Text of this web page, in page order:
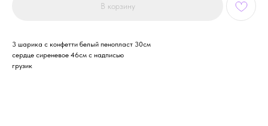
В корзину
3 шарика с конфетти белый пенопласт 30см
сердце сиреневое 46см с надписью
грузик